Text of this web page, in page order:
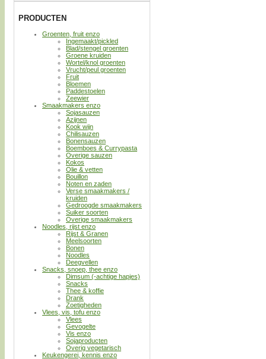
PRODUCTEN
Groenten, fruit enzo
Ingemaakt/pickled
Blad/stengel groenten
Groene kruiden
Wortel/knol groenten
Vrucht/peul groenten
Fruit
Bloemen
Paddestoelen
Zeewier
Smaakmakers enzo
Sojasauzen
Azijnen
Kook wijn
Chilisauzen
Bonensauzen
Boemboes & Currypasta
Overige sauzen
Kokos
Olie & vetten
Bouillon
Noten en zaden
Verse smaakmakers /
kruiden
Gedroogde smaakmakers
Suiker soorten
Overige smaakmakers
Noodles, rijst enzo
Rijst & Granen
Meelsoorten
Bonen
Noodles
Deegvellen
Snacks, snoep, thee enzo
Dimsum (-achtige hapjes)
Snacks
Thee & koffie
Drank
Zoetigheden
Vlees, vis, tofu enzo
Vlees
Gevogelte
Vis enzo
Sojaproducten
Overig vegetarisch
Keukengerei, kennis enzo